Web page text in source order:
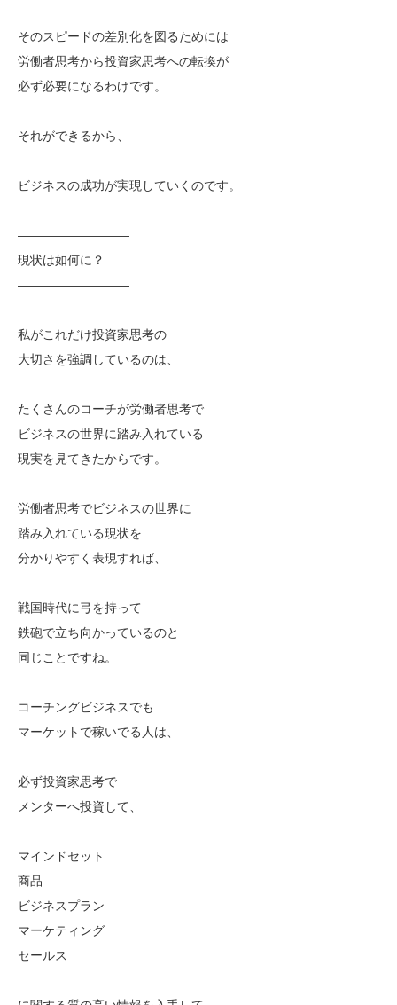
そのスピードの差別化を図るためには
労働者思考から投資家思考への転換が
必ず必要になるわけです。
それができるから、
ビジネスの成功が実現していくのです。
—————————
現状は如何に？
—————————
私がこれだけ投資家思考の
大切さを強調しているのは、
たくさんのコーチが労働者思考で
ビジネスの世界に踏み入れている
現実を見てきたからです。
労働者思考でビジネスの世界に
踏み入れている現状を
分かりやすく表現すれば、
戦国時代に弓を持って
鉄砲で立ち向かっているのと
同じことですね。
コーチングビジネスでも
マーケットで稼いでる人は、
必ず投資家思考で
メンターへ投資して、
マインドセット
商品
ビジネスプラン
マーケティング
セールス